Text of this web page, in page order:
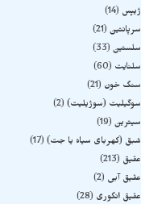
ژیپس
14
سرپانتین 21
سلستین 33
سلنایت
60
سنگ خون
21
سوگیلیت (سوژیلیت) 2
سیترین 19
شبق (کهربای سیاه یا جت) 17
عقیق
213
عقیق آبی
2
عقیق انگوری
28